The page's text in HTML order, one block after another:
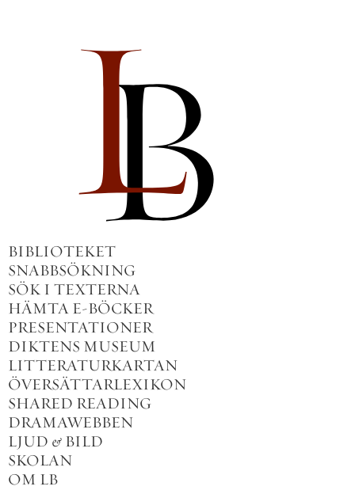
BIBLIOTEKET
SNABBSÖKNING
SÖK I TEXTERNA
HÄMTA E-BÖCKER
PRESENTATIONER
DIKTENS MUSEUM
LITTERATURKARTAN
ÖVERSÄTTARLEXIKON
SHARED READING
DRAMAWEBBEN
LJUD & BILD
SKOLAN
OM LB